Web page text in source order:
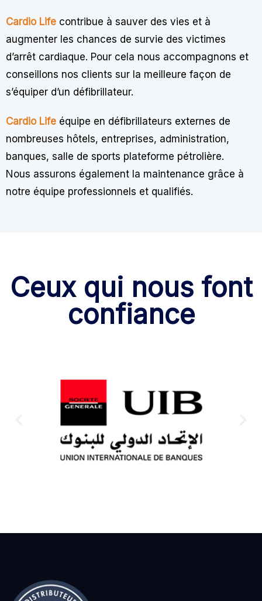
Cardio Life contribue à sauver des vies et à
augmenter les chances de survie des victimes
d’arrêt cardiaque. Pour cela nous accompagnons et
conseillons nos clients sur la meilleure façon de
s’équiper d’un défibrillateur.
Cardio Life équipe en défibrillateurs externes de
nombreuses hôtels, entreprises, administration,
banques, salle de sports plateforme pétrolière.
Nous assurons également la maintenance grâce à
notre équipe professionnels et qualifiés.
Ceux qui nous font
confiance